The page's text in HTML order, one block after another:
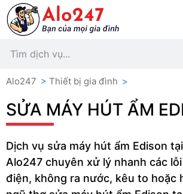
Alo247 > Thiết bị gia đình >
SỬA MÁY HÚT ẨM
Dịch vụ sửa máy hút ẩm Edison
Alo247 chuyên xử lý nhanh các
điện, không ra nước, kêu to hoặc